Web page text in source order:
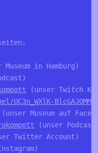
Museum in Hamburg)
(unser Twitch
(unser Museum auf
(unser
Twitter Account)